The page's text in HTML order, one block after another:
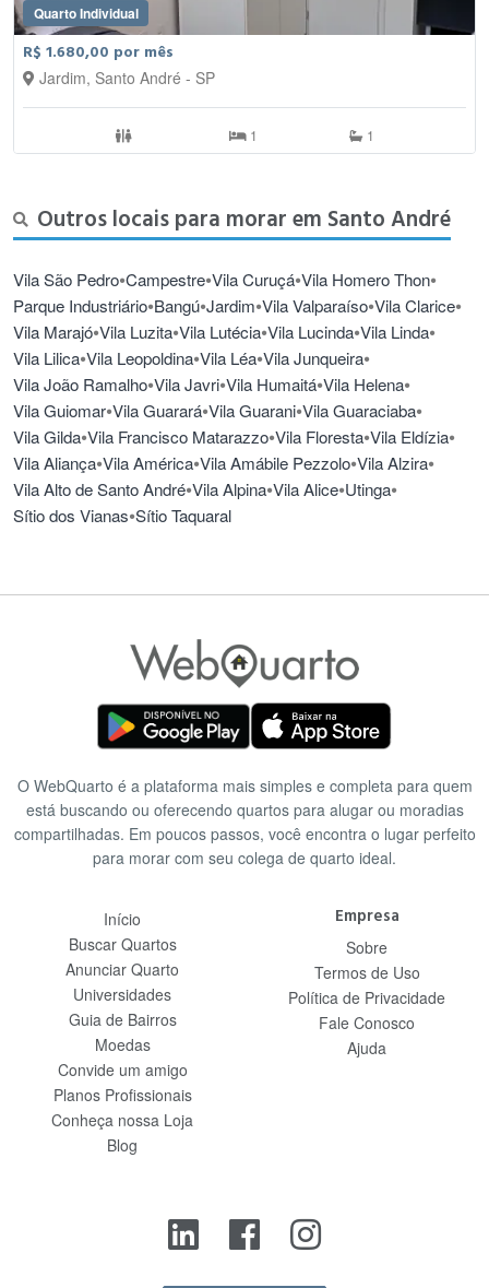
Quarto Individual
R$ 1.680,00 por mês
Jardim, Santo André - SP
1 1
Outros locais para morar em Santo André
Vila São Pedro•Campestre•Vila Curuçá•Vila Homero Thon•
Parque Industriário•Bangú•Jardim•Vila Valparaíso•Vila Clarice•
Vila Marajó•Vila Luzita•Vila Lutécia•Vila Lucinda•Vila Linda•
Vila Lilica•Vila Leopoldina•Vila Léa•Vila Junqueira•
Vila João Ramalho•Vila Javri•Vila Humaitá•Vila Helena•
Vila Guiomar•Vila Guarará•Vila Guarani•Vila Guaraciaba•
Vila Gilda•Vila Francisco Matarazzo•Vila Floresta•Vila Eldízia•
Vila Aliança•Vila América•Vila Amábile Pezzolo•Vila Alzira•
Vila Alto de Santo André•Vila Alpina•Vila Alice•Utinga•
Sítio dos Vianas•Sítio Taquaral
O WebQuarto é a plataforma mais simples e completa para quem
está buscando ou oferecendo quartos para alugar ou moradias
compartilhadas. Em poucos passos, você encontra o lugar perfeito
para morar com seu colega de quarto ideal.
Início
Buscar Quartos
Anunciar Quarto
Universidades
Guia de Bairros
Moedas
Convide um amigo
Planos Profissionais
Conheça nossa Loja
Blog
Empresa
Sobre
Termos de Uso
Política de Privacidade
Fale Conosco
Ajuda